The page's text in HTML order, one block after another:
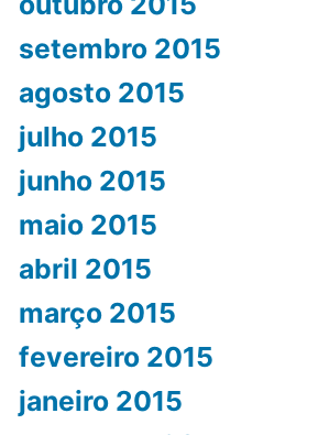
setembro 2015
agosto 2015
julho 2015
junho 2015
maio 2015
abril 2015
março 2015
fevereiro 2015
janeiro 2015